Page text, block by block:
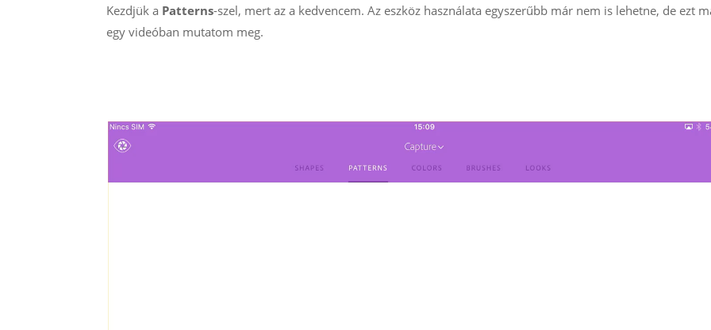
Kezdjük a Patterns-szel, mert az a kedvencem. Az eszköz használata egyszerűbb már nem is lehetne, de ezt
egy videóban mutatom meg.